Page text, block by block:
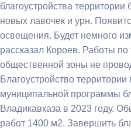
благоустройства территории
новых лавочек и урн.
освещения. Будет немного
рассказал Короев. Работы
общественной зоны не
Благоустройство
муниципальной программы
Владикавказа в 2023 году.
работ 1400 м2. Завершить